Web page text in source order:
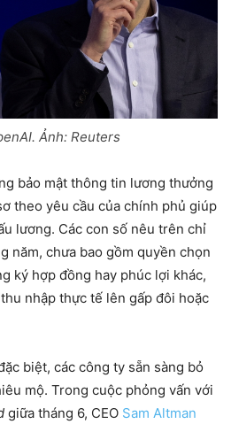
Ảnh: Reuters
bảo mật thông tin lương thưởng
theo yêu cầu của chính phủ giúp
lương. Các con số nêu trên chỉ
năm, chưa bao gồm quyền chọn
ký hợp đồng hay phúc lợi khác,
nhập thực tế lên gấp đôi hoặc
biệt, các công ty sẵn sàng bỏ
mộ. Trong cuộc phỏng vấn với
giữa tháng 6, CEO Sam Altman